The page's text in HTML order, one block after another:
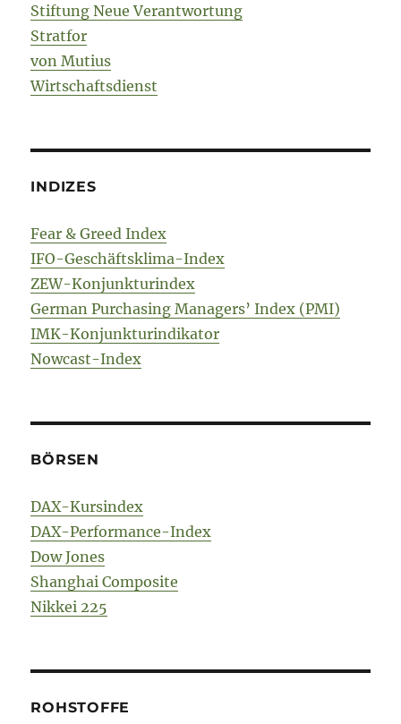
Stiftung Neue Verantwortung
Stratfor
von Mutius
Wirtschaftsdienst
INDIZES
Fear & Greed Index
IFO-Geschäftsklima-Index
ZEW-Konjunkturindex
German Purchasing Managers’ Index (PMI)
IMK-Konjunkturindikator
Nowcast-Index
BÖRSEN
DAX-Kursindex
DAX-Performance-Index
Dow Jones
Shanghai Composite
Nikkei 225
ROHSTOFFE